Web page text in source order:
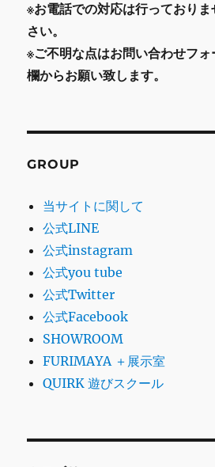
※お電話での対応は行っており
さい。
※ご不明な点はお問い合わせフォ
欄からお願い致します。
GROUP
当サイトに関して
公式LINE
公式instagram
公式you tube
公式Twitter
公式Facebook
SHOWROOM
FURIMAYA ＋展示室
QUIRK 遊びスクール